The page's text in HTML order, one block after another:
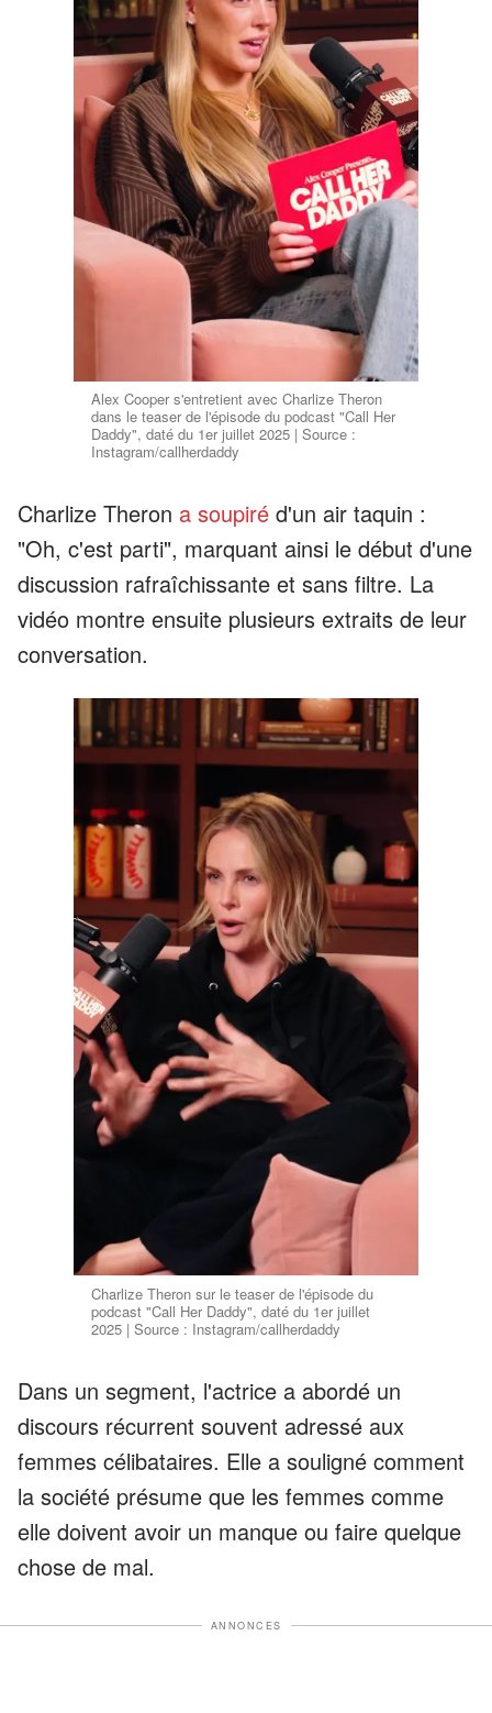
Alex Cooper s'entretient avec Charlize Theron
dans le teaser de l'épisode du podcast "Call Her
Daddy", daté du 1er juillet 2025 | Source :
Instagram/callherdaddy
Charlize Theron a soupiré d'un air taquin :
"Oh, c'est parti", marquant ainsi le début d'une
discussion rafraîchissante et sans filtre. La
vidéo montre ensuite plusieurs extraits de leur
conversation.
Charlize Theron sur le teaser de l'épisode du
podcast "Call Her Daddy", daté du 1er juillet
2025 | Source : Instagram/callherdaddy
Dans un segment, l'actrice a abordé un
discours récurrent souvent adressé aux
femmes célibataires. Elle a souligné comment
la société présume que les femmes comme
elle doivent avoir un manque ou faire quelque
chose de mal.
ANNONCES